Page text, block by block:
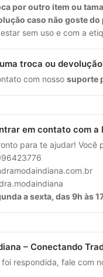
por outro item ou
caso não goste
sem uso e com a
troca ou
com nosso suporte
em contato com a
para te ajudar! Você
a sexta, das 9h às
– Conectando
respondida, fale com